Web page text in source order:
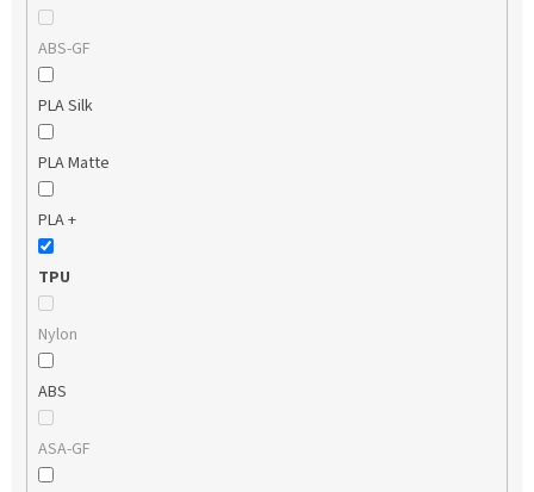
ABS-GF
PLA Silk
PLA Matte
PLA +
TPU
Nylon
ABS
ASA-GF